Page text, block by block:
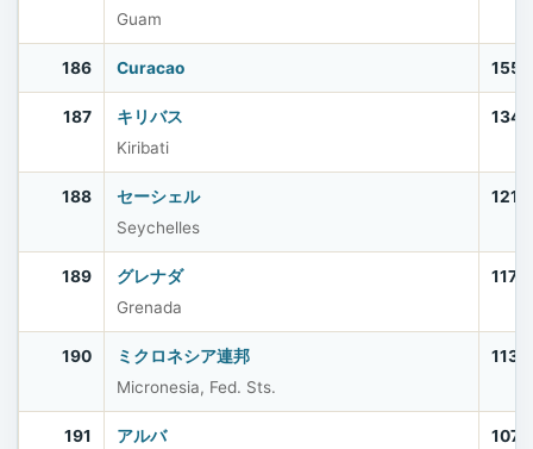
Guam
186 Curacao
187
キリバス
Kiribati
188
セーシェル
Seychelles
189
グレナダ
Grenada
190
ミクロネシア連邦
Micronesia, Fed. Sts.
191 アルバ